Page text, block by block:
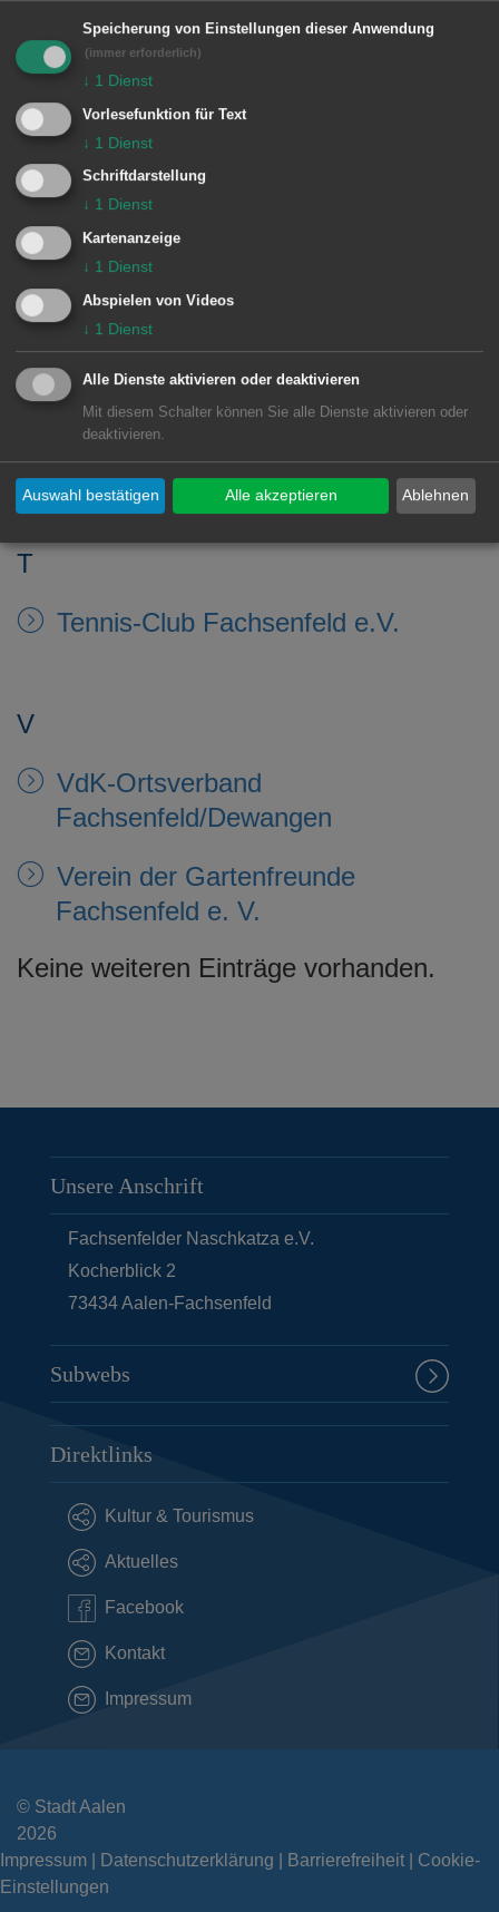
R
Reit- und Fahrverein Aalen-
Fachsenfeld und Umgebung e. V.
Schützenverein Hubertus
Fachsenfeld e.V.
Sportverein Germania Fachsenfeld
1912 e.V.
T
Tennis-Club Fachsenfeld e.V.
V
VdK-Ortsverband
Fachsenfeld/Dewangen
Verein der Gartenfreunde
Fachsenfeld e. V.
Keine weiteren Einträge vorhanden.
Unsere Anschrift
Fachsenfelder Naschkatza e.V.
Kocherblick 2
73434Aalen-Fachsenfeld
Subwebs
Direktlinks
Kultur & Tourismus
Aktuelles
Facebook
Kontakt
Impressum
© Stadt Aalen
2026
Impressum
Datenschutzerklärung Barrierefreiheit
Cookie-
Einstellungen
Speicherung von Einstellungen dieser Anwendung
(immer erforderlich)
↓ 1 Dienst
Vorlesefunktion für Text
↓ 1 Dienst
Schriftdarstellung
↓ 1 Dienst
Kartenanzeige
↓ 1 Dienst
Abspielen von Videos
↓ 1 Dienst
Alle Dienste aktivieren oder deaktivieren
Mit diesem Schalter können Sie alle Dienste aktivieren oder
deaktivieren.
Ablehnen
Auswahl bestätigen Alle akzeptieren